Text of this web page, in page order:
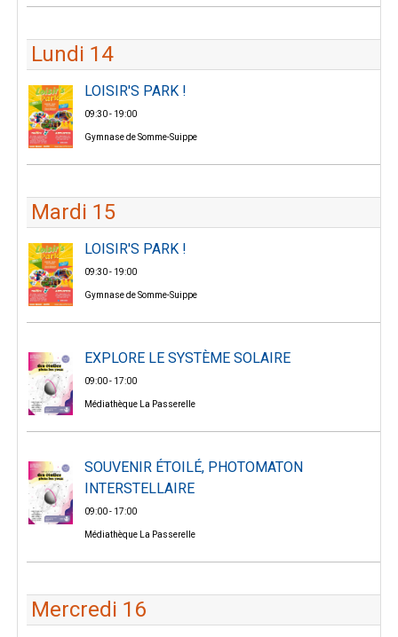
Lundi 14
LOISIR'S PARK !
09:30 - 19:00
Gymnase de Somme-Suippe
Mardi 15
LOISIR'S PARK !
09:30 - 19:00
Gymnase de Somme-Suippe
EXPLORE LE SYSTÈME SOLAIRE
09:00 - 17:00
Médiathèque La Passerelle
SOUVENIR ÉTOILÉ, PHOTOMATON
INTERSTELLAIRE
09:00 - 17:00
Médiathèque La Passerelle
Mercredi 16